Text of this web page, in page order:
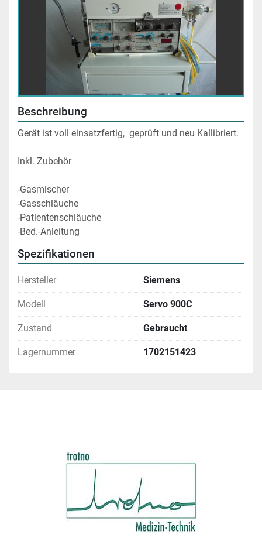
Beschreibung
Gerät ist voll einsatzfertig,  geprüft und neu Kallibriert.
Inkl. Zubehör
-Gasmischer
-Gasschläuche
-Patientenschläuche
-Bed.-Anleitung
Spezifikationen
Hersteller Siemens
Modell Servo 900C
Zustand Gebraucht
Lagernummer 1702151423